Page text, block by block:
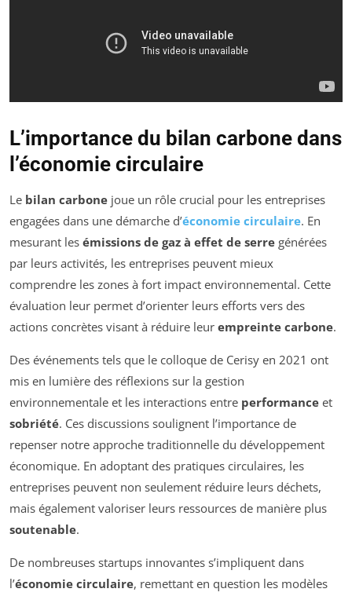
L’importance du bilan carbone dans
l’économie circulaire
Le bilan carbone joue un rôle crucial pour les entreprises
engagées dans une démarche d’économie circulaire. En
mesurant les émissions de gaz à effet de serre générées
par leurs activités, les entreprises peuvent mieux
comprendre les zones à fort impact environnemental. Cette
évaluation leur permet d’orienter leurs efforts vers des
actions concrètes visant à réduire leur empreinte carbone.
Des événements tels que le colloque de Cerisy en 2021 ont
mis en lumière des réflexions sur la gestion
environnementale et les interactions entre performance et
sobriété. Ces discussions soulignent l’importance de
repenser notre approche traditionnelle du développement
économique. En adoptant des pratiques circulaires, les
entreprises peuvent non seulement réduire leurs déchets,
mais également valoriser leurs ressources de manière plus
soutenable.
De nombreuses startups innovantes s’impliquent dans
l’économie circulaire, remettant en question les modèles